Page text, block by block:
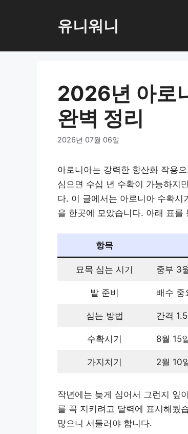
로
유니워니
2026년 아로
완벽 정리
2026년 07월 06일
아로니아는 강력한 항산화 작용
심으면 수십 년 수확이 가능하지
다. 이 글에서는 아로니아 수확
을 한곳에 모았습니다. 아래 표를
항목
묘목 심는 시기 중부 3
밭 준비 배수
심는 방법 간격
수확시기 8월 15
가지치기 2월 10
작년에는 늦게 심어서 그런지 잎
를 꼭 지키려고 달력에 표시해뒀
많으니 서둘러야 합니다.